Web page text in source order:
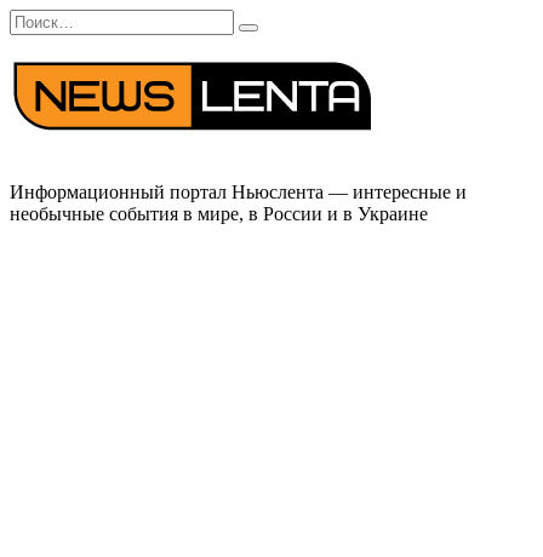
Перейти
к
содержанию
Search
for:
Информационный портал Ньюслента — интересные и
необычные события в мире, в России и в Украине